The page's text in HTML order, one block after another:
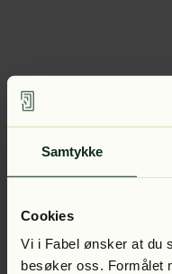
Samtykke
Cookies
Vi i Fabel ønsker at du
besøker oss. Formålet